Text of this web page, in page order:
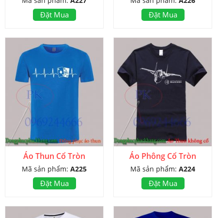
Đặt Mua Đặt Mua
Áo Thun Cổ Tròn
Mã sản phẩm: A225
Đặt Mua
Áo Phông Cổ Tròn
Mã sản phẩm: A224
Đặt Mua